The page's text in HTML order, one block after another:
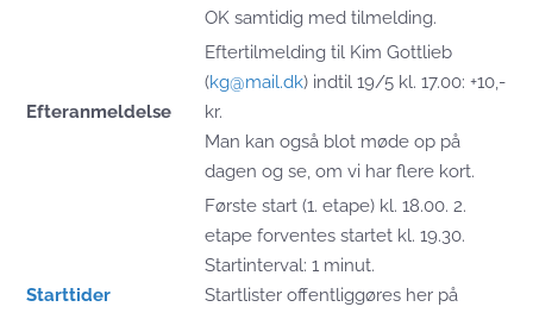
OK samtidig med tilmelding.
Efteranmeldelse
Eftertilmelding til Kim Gottlieb
(kg@mail.dk) indtil 19/5 kl. 17.00: +10,-
kr.
Man kan også blot møde op på
dagen og se, om vi har flere kort.
Starttider
Første start (1. etape) kl. 18.00. 2.
etape forventes startet kl. 19.30.
Startinterval: 1 minut.
Startlister offentliggøres her på